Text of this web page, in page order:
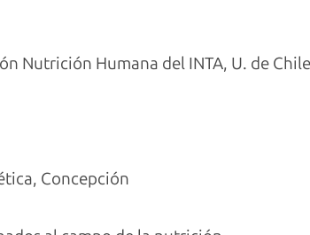
Nutrición Humana del INTA, U. de Chile
Concepción